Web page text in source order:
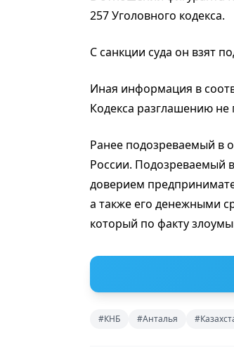
257 Уголовного кодекса.
С санкции суда он взят
Иная информация в
Кодекса разглашению не
Ранее подозреваемый в
России. Подозреваемый
доверием
а также его денежными
который по факту
#КНБ #Анталья